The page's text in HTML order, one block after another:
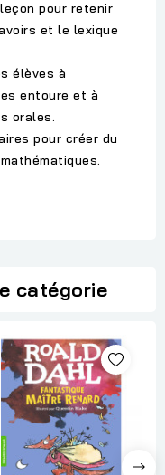
pour retenir
et le lexique
élèves à
entoure et à
orales.
pour créer du
catégorie